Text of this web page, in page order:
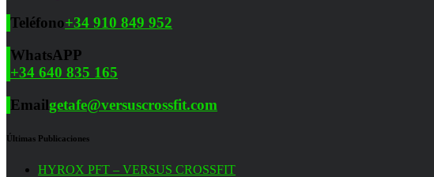
Teléfono+34 910 849 952
WhatsAPP
+34 640 835 165
Emailgetafe@versuscrossfit.com
Últimas Publicaciones
HYROX PFT – VERSUS CROSSFIT